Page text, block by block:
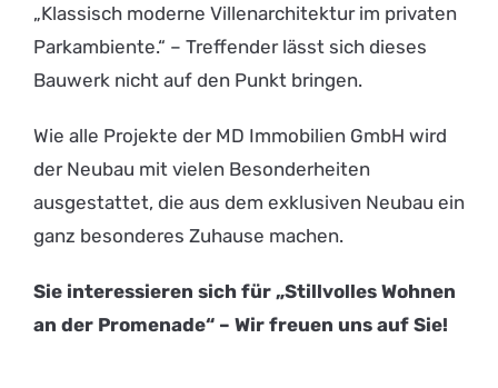
„Klassisch moderne Villenarchitektur im privaten
Parkambiente.“ – Treffender lässt sich dieses
Bauwerk nicht auf den Punkt bringen.
Wie alle Projekte der MD Immobilien GmbH wird
der Neubau mit vielen Besonderheiten
ausgestattet, die aus dem exklusiven Neubau ein
ganz besonderes Zuhause machen.
Sie interessieren sich für „Stillvolles Wohnen
an der Promenade“ – Wir freuen uns auf Sie!